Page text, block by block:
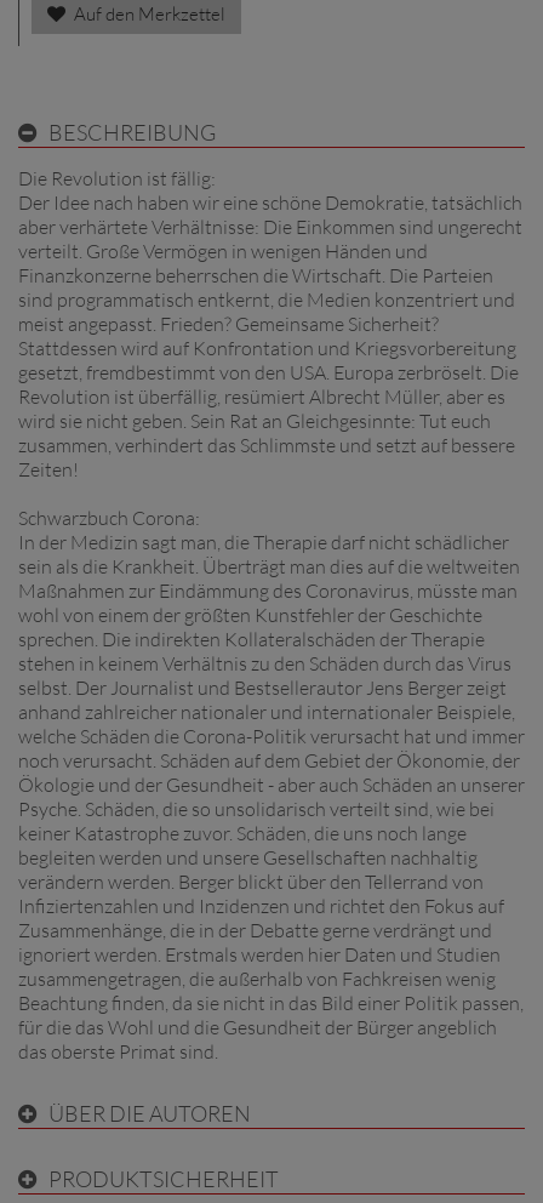
Auf den Merkzettel
BESCHREIBUNG
Die Revolution ist fällig:
Der Idee nach haben wir eine schöne Demokratie, tatsächlich
aber verhärtete Verhältnisse: Die Einkommen sind ungerecht
verteilt. Große Vermögen in wenigen Händen und
Finanzkonzerne beherrschen die Wirtschaft. Die Parteien
sind programmatisch entkernt, die Medien konzentriert und
meist angepasst. Frieden? Gemeinsame Sicherheit?
Stattdessen wird auf Konfrontation und Kriegsvorbereitung
gesetzt, fremdbestimmt von den USA. Europa zerbröselt. Die
Revolution ist überfällig, resümiert Albrecht Müller, aber es
wird sie nicht geben. Sein Rat an Gleichgesinnte: Tut euch
zusammen, verhindert das Schlimmste und setzt auf bessere
Zeiten!
Schwarzbuch Corona:
In der Medizin sagt man, die Therapie darf nicht schädlicher
sein als die Krankheit. Überträgt man dies auf die weltweiten
Maßnahmen zur Eindämmung des Coronavirus, müsste man
wohl von einem der größten Kunstfehler der Geschichte
sprechen. Die indirekten Kollateralschäden der Therapie
stehen in keinem Verhältnis zu den Schäden durch das Virus
selbst. Der Journalist und Bestsellerautor Jens Berger zeigt
anhand zahlreicher nationaler und internationaler Beispiele,
welche Schäden die Corona-Politik verursacht hat und immer
noch verursacht. Schäden auf dem Gebiet der Ökonomie, der
Ökologie und der Gesundheit - aber auch Schäden an unserer
Psyche. Schäden, die so unsolidarisch verteilt sind, wie bei
keiner Katastrophe zuvor. Schäden, die uns noch lange
begleiten werden und unsere Gesellschaften nachhaltig
verändern werden. Berger blickt über den Tellerrand von
Infiziertenzahlen und Inzidenzen und richtet den Fokus auf
Zusammenhänge, die in der Debatte gerne verdrängt und
ignoriert werden. Erstmals werden hier Daten und Studien
zusammengetragen, die außerhalb von Fachkreisen wenig
Beachtung finden, da sie nicht in das Bild einer Politik passen,
für die das Wohl und die Gesundheit der Bürger angeblich
das oberste Primat sind.
ÜBER DIE AUTOREN
PRODUKTSICHERHEIT